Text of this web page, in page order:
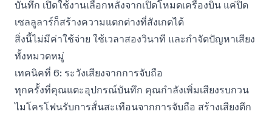
บันทึก เปิดใช้งานเลือกหลังจากเปิดโหมดเครื่องบิน แค่ปิด
เซลลูลาร์ก็สร้างความแตกต่างที่สังเกตได้
สิ่งนี้ไม่มีค่าใช้จ่าย ใช้เวลาสองวินาที และกำจัดปัญหาเสียง
ทั้งหมวดหมู่
เทคนิคที่ 6: ระวังเสียงจากการจับถือ
ทุกครั้งที่คุณแตะอุปกรณ์บันทึก คุณกำลังเพิ่มเสียงรบกวน
ไมโครโฟนรับการสั่นสะเทือนจากการจับถือ สร้างเสียงตึก